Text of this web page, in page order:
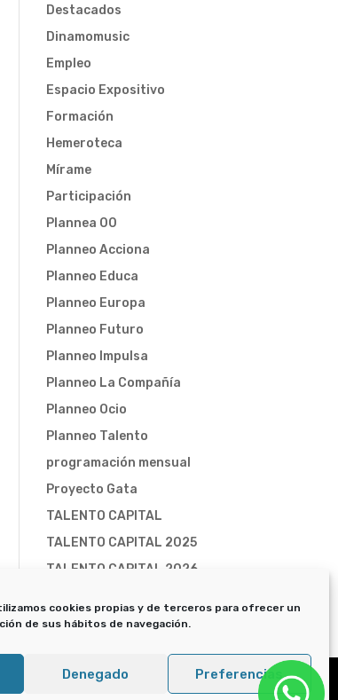
cookies propias y de terceros para ofrecer un
de sus hábitos de navegación.
Denegado Preferencias
Destacados
Dinamomusic
Empleo
Espacio Expositivo
Formación
Hemeroteca
Mírame
Participación
Plannea 00
Planneo Acciona
Planneo Educa
Planneo Europa
Planneo Futuro
Planneo Impulsa
Planneo La Compañía
Planneo Ocio
Planneo Talento
programación mensual
Proyecto Gata
TALENTO CAPITAL
TALENTO CAPITAL 2025
TALENTO CAPITAL 2026